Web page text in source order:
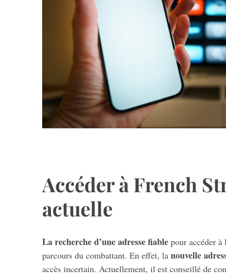
Accéder à French
actuelle
La recherche d’une adresse fiable pour accéder à
parcours du combattant. En effet, la nouvelle
accès incertain. Actuellement, il est conseillé de